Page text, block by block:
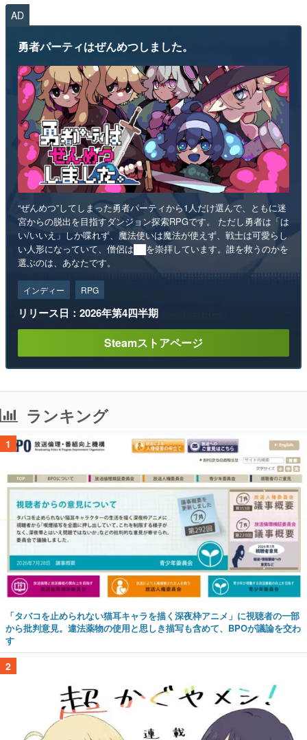
AD
勇者パーティはぜんめつしました。
“ぜんめつ”してしまった勇者パーティから1人だけ選んで、ともに迷
宮からの脱出を目指すダンジョン探索RPGです。 ただし勇者は「は
い/いいえ」しか喋れず、魔法使いは魔法が使えず、戦士は可愛らし
い人形になっていて、僧侶は██を崇拝しています。誰を救うのかを
選ぶのは、あなたです。
インディー RPG
リリース日：2026年第4四半期
Steamストアページ
ランキング
1
「タバコを止められない猫耳キャラを描く深夜枠アニメ」に視聴者の一部
から批判意見。違法薬物の使用と思しき描写も含めて、BPOが議論を交わ
す
2